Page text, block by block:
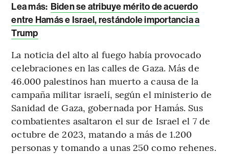
Lea más: Biden se atribuye mérito de acuerdo
entre Hamás e Israel, restándole importancia a
Trump
La noticia del alto al fuego había provocado
celebraciones en las calles de Gaza. Más de
46.000 palestinos han muerto a causa de la
campaña militar israelí, según el ministerio de
Sanidad de Gaza, gobernada por Hamás. Sus
combatientes asaltaron el sur de Israel el 7 de
octubre de 2023, matando a más de 1.200
personas y tomando a unas 250 como rehenes.